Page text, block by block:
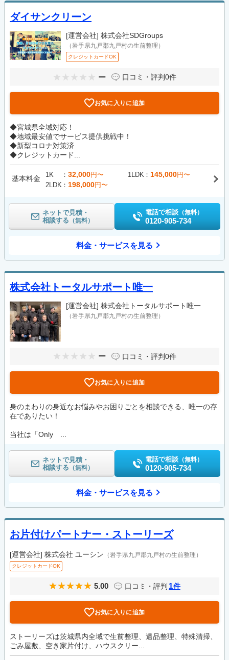
ダイサンクリーン
[運営会社] 株式会社SDGroups
（岩手県九戸郡九戸村の生前整理）
クレジットカードOK
ー 口コミ・評判0件
お気に入りに追加
◆宮城県全域対応！
◆地域最安値でサービス提供挑戦中！
◆新型コロナ対策済
◆クレジットカード...
基本料金 1K 32,000円〜 1LDK 145,000円〜
2LDK
198,000円〜
ネットで見積・
相談する （無料）
電話で相談 （無料）
0120-905-734
料金・サービスを見る
株式会社トータルサポート唯一
[運営会社] 株式会社トータルサポート唯一
（岩手県九戸郡九戸村の生前整理）
ー 口コミ・評判0件
お気に入りに追加
身のまわりの身近なお悩みやお困りごとを相談できる、唯一の存
在でありたい！
当社は「Only ...
ネットで見積・
相談する （無料）
電話で相談 （無料）
0120-905-734
料金・サービスを見る
お片付けパートナー・ストーリーズ
[運営会社] 株式会社 ユーシン （岩手県九戸郡九戸村の生前整理）
クレジットカードOK
5.00 口コミ・評判 1件
お気に入りに追加
ストーリーズは茨城県内全域で生前整理、遺品整理、特殊清掃、
ごみ屋敷、空き家片付け、ハウスクリー...